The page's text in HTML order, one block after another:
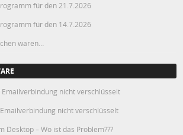
für den 21.7.2026
für den 14.7.2026
waren…
Emailverbindung nicht verschlüsselt
nicht verschlüsselt
Desktop – Wo ist das Problem???